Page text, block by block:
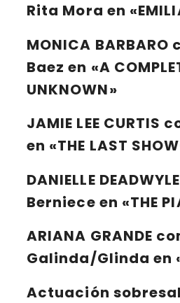
Rita Mora en
MONICA BARBARO
Baez en «A
UNKNOWN»
JAMIE LEE CURTIS
en «THE LAST
DANIELLE
Berniece en «THE
ARIANA GRANDE
Galinda/Glinda en
Actuación